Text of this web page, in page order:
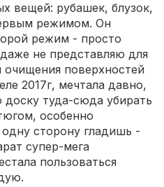
вещей: рубашек, блузок,
режимом. Он
режим - просто
не представляю для
поверхностей
2017г, мечтала давно,
доску туда-сюда убирать
особенно
сторону гладишь -
супер-мега
пользоваться